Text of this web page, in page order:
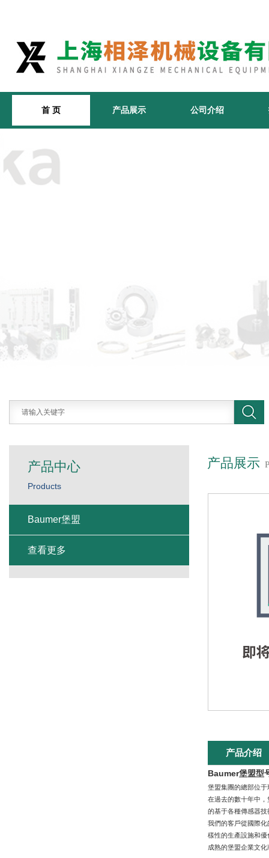
首 页 产品展示 公司介绍
产品展示
产品介绍
Baumer堡盟型
堡盟集團的總部位
在過去的數十年中
的基于各種傳感器
我們的客戶從國際
樣性的生產設施和
成熟的堡盟企業文
产品中心
Products
Baumer堡盟
查看更多